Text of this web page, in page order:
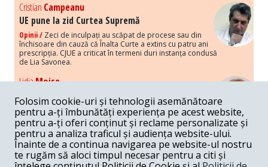
Cristian Campeanu
UE pune la zid Curtea Supremă
Opinii / Zeci de inculpați au scăpat de procese sau din
închisoare din cauză că Înalta Curte a extins cu patru ani
prescripția. CJUE a criticat în termeni duri instanța condusă
de Lia Savonea.
LidiaMoise
Costurile economice ale haosului politic
Opinii / Economia nu poate rezista cu retorica falsă a
susținerii intereselor poporului, care, de fapt, ascunde
obsesia menținerii privilegiilor și a averilor unor caste.
Melania Cincea
Noi puseuri de xenofobie din partea românilor
Folosim cookie-uri și tehnologii asemănătoare
pentru a-ți îmbunătăți experiența pe acest website,
pentru a-ți oferi conținut și reclame personalizate și
pentru a analiza traficul și audiența website-ului.
Înainte de a continua navigarea pe website-ul nostru
te rugăm să aloci timpul necesar pentru a citi și